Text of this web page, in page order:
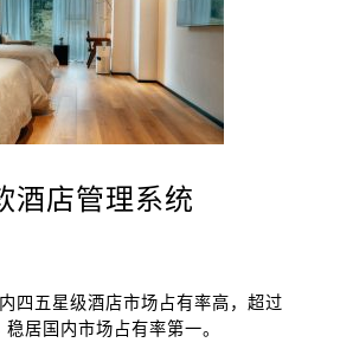
酒店管理系统
四五星级酒店市场占有率高，超过
居国内市场占有率第一。